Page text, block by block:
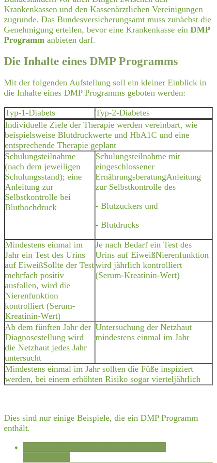
Krankenkassen und den Kassenärztlichen Vereinigungen
zugrunde. Das Bundesversicherungsamt muss zunächst die
Genehmigung erteilen, bevor eine Krankenkasse ein DMP
Programm anbieten darf.
Die Inhalte eines DMP Programms
Mit der folgenden Aufstellung soll ein kleiner Einblick in
die Inhalte eines DMP Programms geboten werden:
Typ-1-Diabets
Typ-2-Diabetes
Individuelle Ziele der Therapie werden vereinbart, wie
beispielsweise Blutdruckwerte und HbA1C und eine
entsprechende Therapie geplant
Schulungsteilnahme
(nach dem jeweiligen
Schulungsstand); eine
Anleitung zur
Selbstkontrolle bei
Bluthochdruck
Schulungsteilnahme mit
eingeschlossener
ErnährungsberatungAnleitung
zur Selbstkontrolle des
- Blutzuckers und
- Blutdrucks
Mindestens einmal im
Jahr ein Test des Urins
auf EiweißSollte der Test
mehrfach positiv
ausfallen, wird die
Nierenfunktion
kontrolliert (Serum-
Kreatinin-Wert)
Je nach Bedarf ein Test des
Urins auf EiweißNierenfunktion
wird jährlich kontrolliert
(Serum-Kreatinin-Wert)
Ab dem fünften Jahr der
Diagnosestellung wird
die Netzhaut jedes Jahr
untersucht
Untersuchung der Netzhaut
mindestens einmal im Jahr
Mindestens einmal im Jahr sollten die Füße inspiziert
werden, bei einem erhöhten Risiko sogar vierteljährlich
Dies sind nur einige Beispiele, die ein DMP Programm
enthält.